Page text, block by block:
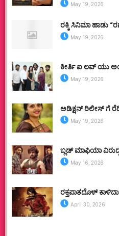
May 19, 2026
ರಕ್ಕಿ ಸಿನಿಮಾ ಹಾಡು
May 19, 2026
ಕೀರ್ತಿ ಐ ಲವ್ ಯು
May 19, 2026
ಅಡಿಕ್ಷನ್ ರಿಲೀಸ್ ಗೆ
May 19, 2026
ಬ್ಲಡ್ ಮಾಫಿಯಾ
May 16, 2026
ರಕ್ತಪಾತದೊಳ್
April 30, 2026